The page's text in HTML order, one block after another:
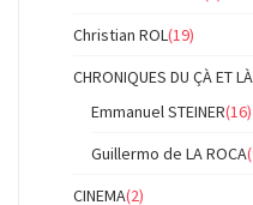
Christian ROL(19)
CHRONIQUES DU ÇÀ ET LÀ
Emmanuel STEINER(16)
Guillermo de LA ROCA
CINEMA(2)